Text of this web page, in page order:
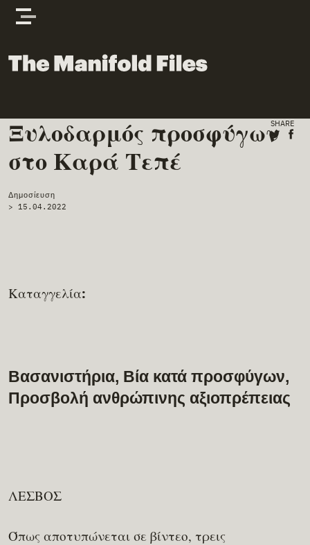
Skip to content
The Manifold Files
Main Page Content
Δημοσίευση
> 15.04.2022
SHARE
Share
Ξυλοδαρμός προσφύγων
στο Καρά Τεπέ
Καταγγελία:
Βασανιστήρια, Βία κατά προσφύγων,
Προσβολή ανθρώπινης αξιοπρέπειας
ΛΕΣΒΟΣ
Όπως αποτυπώνεται σε βίντεο, τρεις